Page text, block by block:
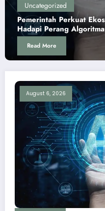
Media Digital Nasional
August 6, 2026